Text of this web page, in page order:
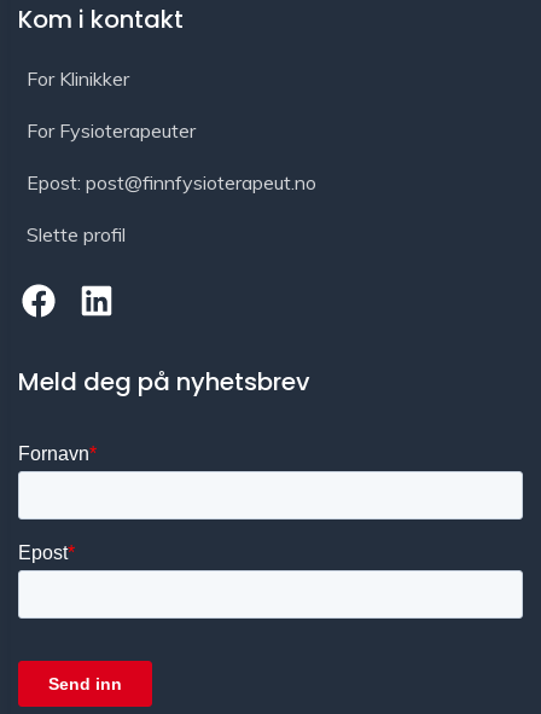
Kom i kontakt
For Klinikker
For Fysioterapeuter
Epost: post@finnfysioterapeut.no
Slette profil
Meld deg på nyhetsbrev